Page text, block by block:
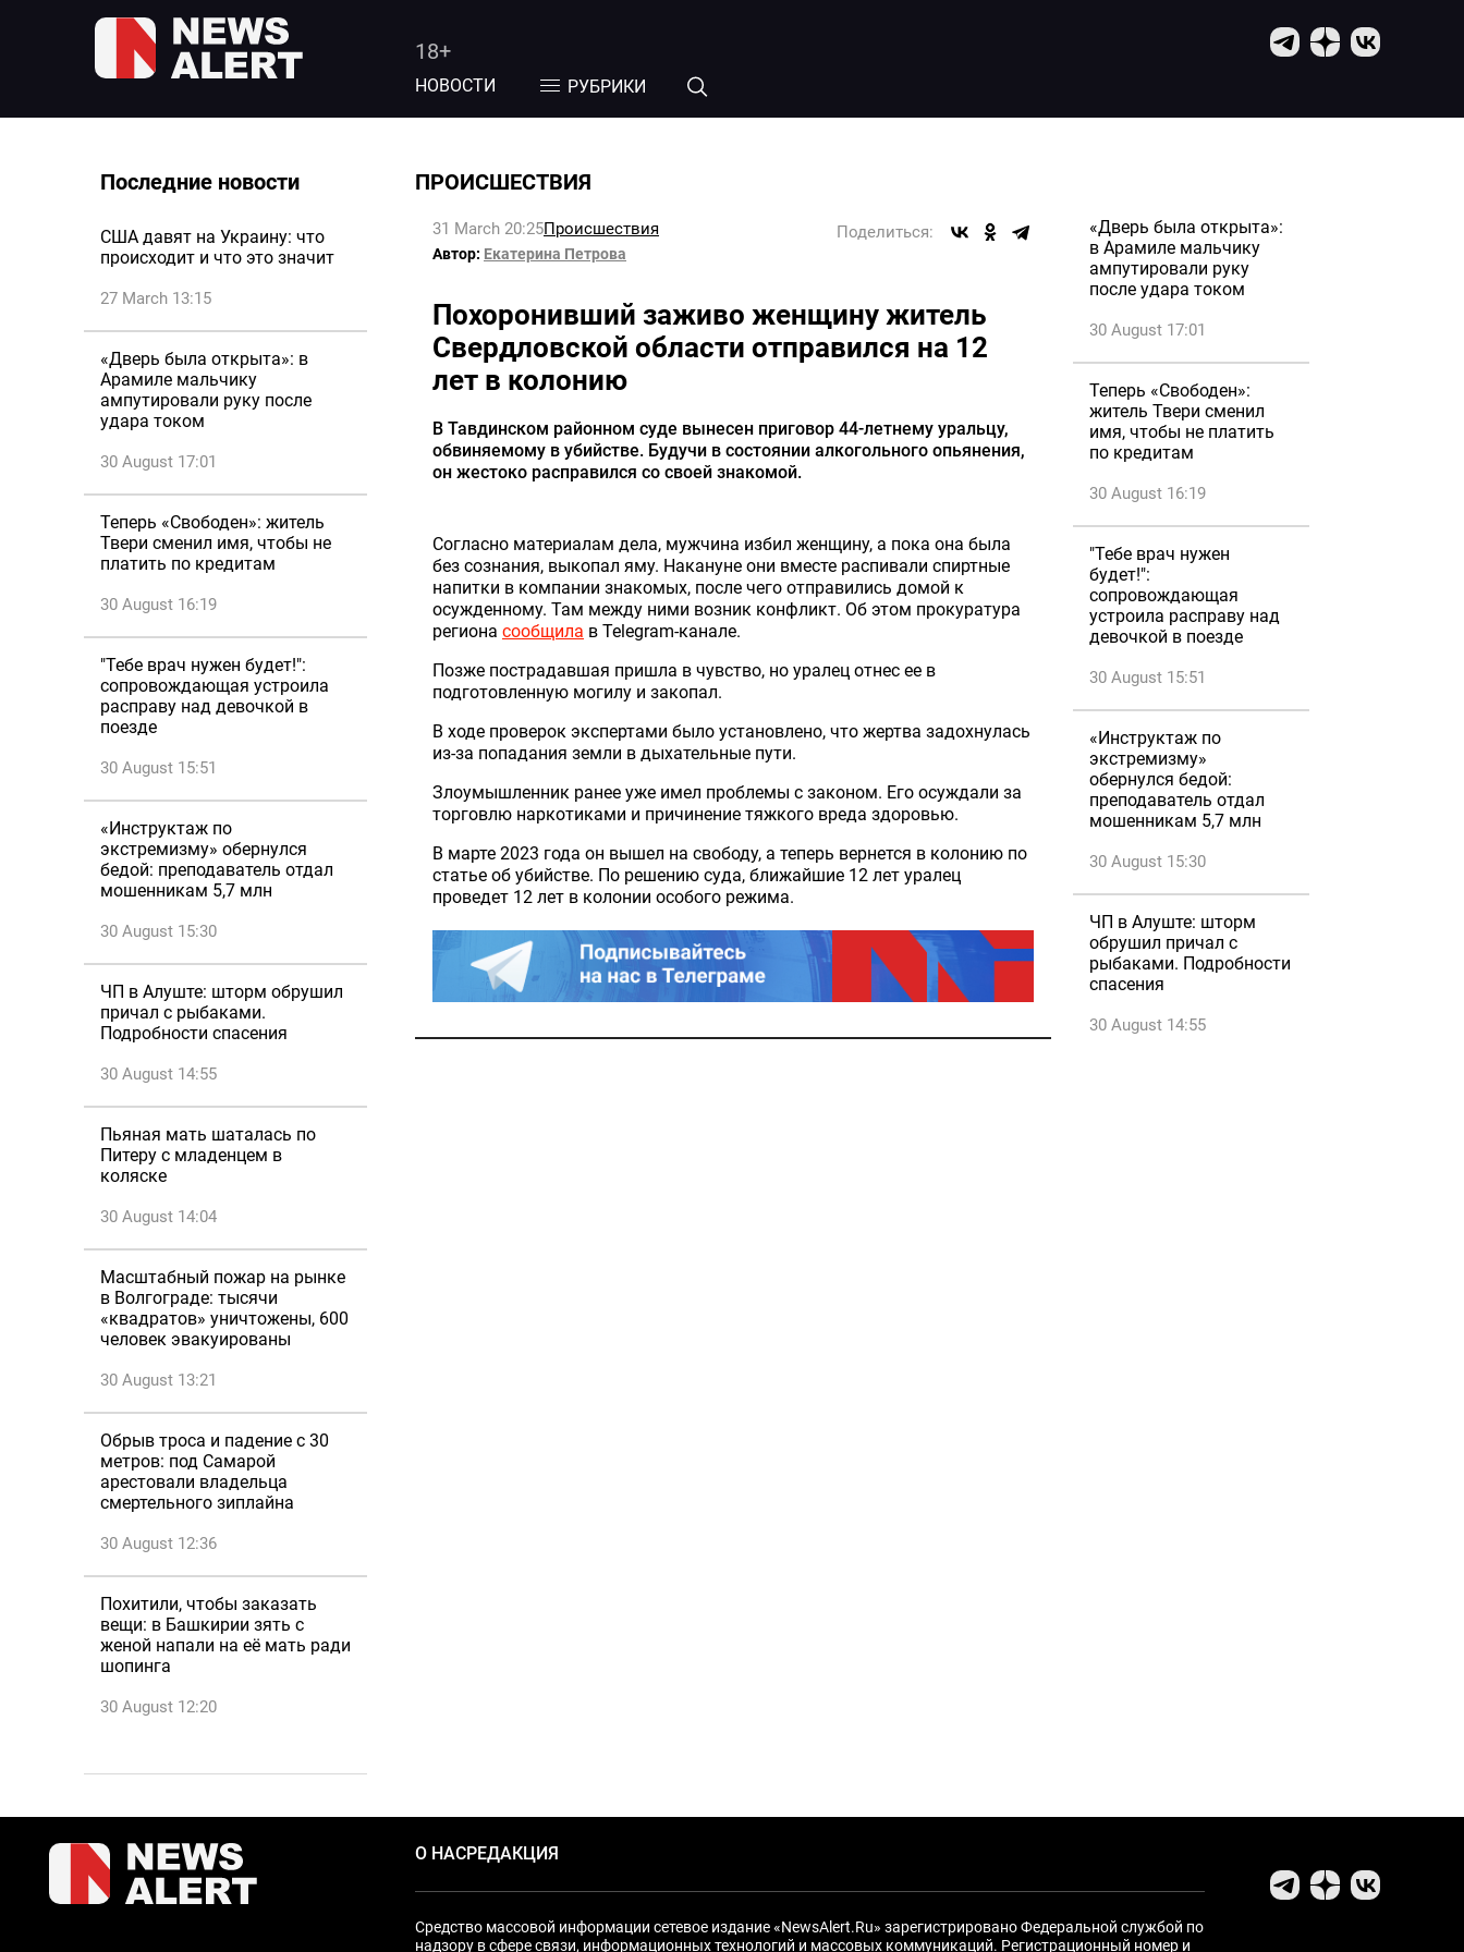
18+
НОВОСТИ РУБРИКИ
Последние новости
США давят на Украину: что
происходит и что это значит
27 March 13:15
«Дверь была открыта»: в
Арамиле мальчику
ампутировали руку после
удара током
30 August 17:01
Теперь «Свободен»: житель
Твери сменил имя, чтобы не
платить по кредитам
30 August 16:19
"Тебе врач нужен будет!":
сопровождающая устроила
расправу над девочкой в
поезде
30 August 15:51
«Инструктаж по
экстремизму» обернулся
бедой: преподаватель отдал
мошенникам 5,7 млн
30 August 15:30
ЧП в Алуште: шторм обрушил
причал с рыбаками.
Подробности спасения
30 August 14:55
Пьяная мать шаталась по
Питеру с младенцем в
коляске
30 August 14:04
Масштабный пожар на рынке
в Волгограде: тысячи
«квадратов» уничтожены, 600
человек эвакуированы
30 August 13:21
Обрыв троса и падение с 30
метров: под Самарой
арестовали владельца
смертельного зиплайна
30 August 12:36
Похитили, чтобы заказать
вещи: в Башкирии зять с
женой напали на её мать ради
шопинга
30 August 12:20
ПРОИСШЕСТВИЯ
31 March 20:25Происшествия Поделиться:
Автор: Екатерина Петрова
Похоронивший заживо женщину житель
Свердловской области отправился на 12
лет в колонию
В Тавдинском районном суде вынесен приговор 44-летнему уральцу,
обвиняемому в убийстве. Будучи в состоянии алкогольного опьянения,
он жестоко расправился со своей знакомой.
Согласно материалам дела, мужчина избил женщину, а пока она была
без сознания, выкопал яму. Накануне они вместе распивали спиртные
напитки в компании знакомых, после чего отправились домой к
осужденному. Там между ними возник конфликт. Об этом прокуратура
региона сообщила в Telegram-канале.
Позже пострадавшая пришла в чувство, но уралец отнес ее в
подготовленную могилу и закопал.
В ходе проверок экспертами было установлено, что жертва задохнулась
из-за попадания земли в дыхательные пути.
Злоумышленник ранее уже имел проблемы с законом. Его осуждали за
торговлю наркотиками и причинение тяжкого вреда здоровью.
В марте 2023 года он вышел на свободу, а теперь вернется в колонию по
статье об убийстве. По решению суда, ближайшие 12 лет уралец
проведет 12 лет в колонии особого режима.
«Дверь была открыта»:
в Арамиле мальчику
ампутировали руку
после удара током
30 August 17:01
Теперь «Свободен»:
житель Твери сменил
имя, чтобы не платить
по кредитам
30 August 16:19
"Тебе врач нужен
будет!":
сопровождающая
устроила расправу над
девочкой в поезде
30 August 15:51
«Инструктаж по
экстремизму»
обернулся бедой:
преподаватель отдал
мошенникам 5,7 млн
30 August 15:30
ЧП в Алуште: шторм
обрушил причал с
рыбаками. Подробности
спасения
30 August 14:55
О НАСРЕДАКЦИЯ
Средство массовой информации сетевое издание «NewsAlert.Ru» зарегистрировано Федеральной службой по
надзору в сфере связи, информационных технологий и массовых коммуникаций. Регистрационный номер и